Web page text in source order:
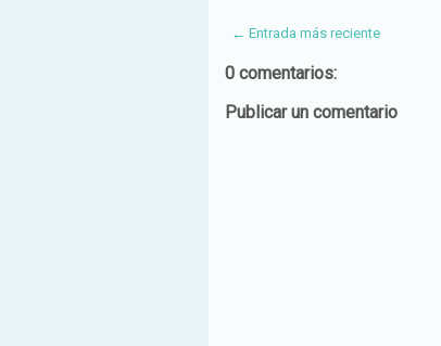
← Entrada más reciente
0 comentarios:
Publicar un comentario